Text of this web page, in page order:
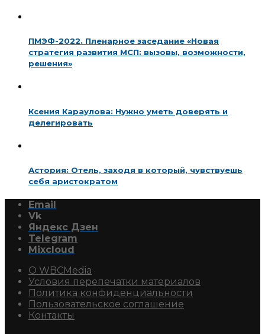
ПМЭФ-2022. Пленарное заседание «Новая
стратегия развития МСП: вызовы, возможности,
решения»
Ксения Караулова: Нужно уметь доверять и
делегировать
Астория: Отель, заходя в который, чувствуешь
себя аристократом
Email
Vk
Яндекс Дзен
Telegram
Mixcloud
О WBCMedia
Условия перепечатки материалов
Политика конфиденциальности
Пользовательское соглашение
Контакты